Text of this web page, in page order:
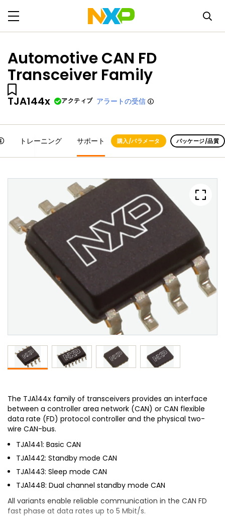
Automotive CAN FD
Transceiver Family
TJA144x アクティブ アラートの受信
トレーニング サポート 購入/パラメータ パッケージ/品質
The TJA144x family of transceivers provides an interface
between a controller area network (CAN) or CAN flexible
data rate (FD) protocol controller and the physical two-
wire CAN-bus.
TJA1441: Basic CAN
TJA1442: Standby mode CAN
TJA1443: Sleep mode CAN
TJA1448: Dual channel standby mode CAN
All variants enable reliable communication in the CAN FD
fast phase at data rates up to 5 Mbit/s.